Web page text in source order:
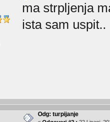
ma strpljenja
ista sam uspit..
Odg: turpijanje